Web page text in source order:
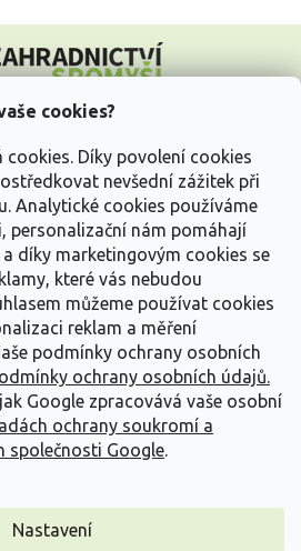
cookies?
cookies. Díky povolení cookies
nevšední zážitek při
Analytické cookies používáme
personalizační nám pomáhají
díky marketingovým cookies se
které vás nebudou
můžeme používat cookies
reklam a měření
podmínky ochrany osobních
ochrany osobních údajů.
Google zpracovává vaše osobní
ochrany soukromí a
společnosti Google.
Nastavení
Vytvořil Shoptet